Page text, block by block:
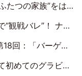
見送られ、“父”松岡昌宏とはハシゴ酒
ル」は元VENUSスクール生で杉内コーチ推し⁉
ンターみうな inしまむら」編
なった感じがしました(笑)」